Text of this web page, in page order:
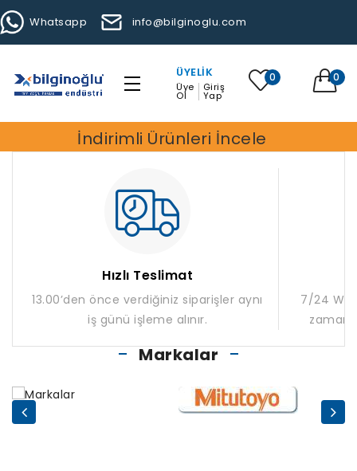
Whatsapp info@bilginoglu.com
ÜYELIK
Üye
Ol
Giriş
Yap
0 0
İndirimli Ürünleri İncele
Hızlı Teslimat
13.00’den önce verdiğiniz siparişler aynı
iş günü işleme alınır.
7/24
zaman
Markalar